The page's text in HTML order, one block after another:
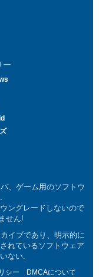
ー
、ゲーム用のソフトウ
ングレードしないので
せん!
イブであり、明示的に
れているソフトウェア
ない.
シー DMCAについて